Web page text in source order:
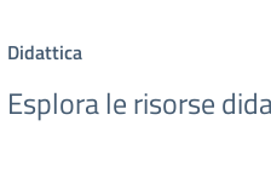
Didattica
Esplora le risorse